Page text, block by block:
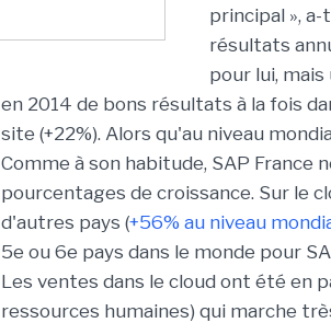
principal »,
résultats
pour lui, mais
en 2014 de bons résultats à la fois
site (+22%). Alors qu'au niveau
Comme à son habitude, SAP France
pourcentages de croissance. Sur le
d'autres pays (+56% au niveau
5e ou 6e pays dans le monde pour
Les ventes dans le cloud ont été en
ressources humaines) qui marche